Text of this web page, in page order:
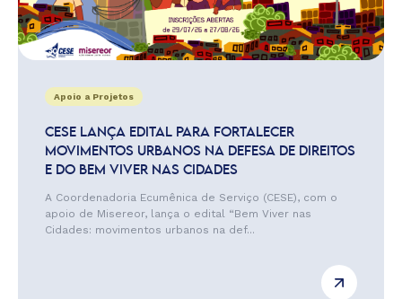
Apoio a Projetos
CESE LANÇA EDITAL PARA FORTALECER
MOVIMENTOS URBANOS NA DEFESA DE DIREITOS
E DO BEM VIVER NAS CIDADES
A Coordenadoria Ecumênica de Serviço (CESE), com o
apoio de Misereor, lança o edital “Bem Viver nas
Cidades: movimentos urbanos na def...